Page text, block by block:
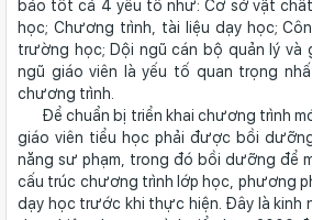
bảo tốt cả 4 yếu tố như: Cơ sở vật
học; Chương trình, tài liệu dạy học;
trường học; Dội ngũ cán bộ quản lý và
ngũ giáo viên là yếu tố quan trọng
chương trình.
Để chuẩn bị triển khai chương trình
giáo viên tiểu học phải được bồi
năng sư phạm, trong đó bồi dưỡng để
cấu trúc chương trình lớp học, phương
dạy học trước khi thực hiện. Đây là kinh